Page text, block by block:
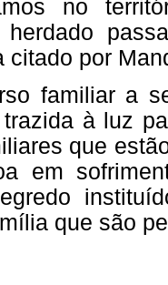
no
herdado
citado por
familiar a
à luz
que
em
que são